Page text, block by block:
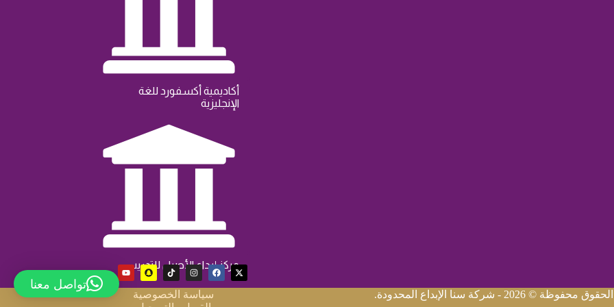
أكاديمية أكسفورد للغة
اﻹنجليزية
مركز إبداع الأصيل للتدريب
© 2026 - شركة سنا الإبداع المحدودة.
سياسة الخصوصية
تواصل معنا